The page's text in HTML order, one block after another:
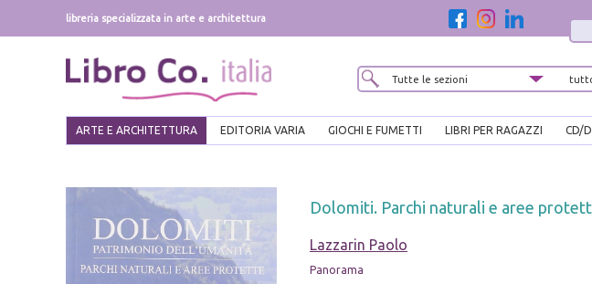
libreria specializzata in arte e architettura
ARTE E ARCHITETTURA EDITORIA VARIA GIOCHI E FUMETTI LIBRI PER RAGAZZI CD/
Dolomiti. Parchi naturali e aree
Lazzarin Paolo
Panorama